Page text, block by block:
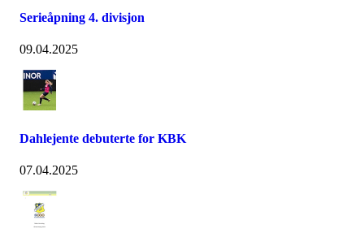
Serieåpning 4. divisjon
09.04.2025
Dahlejente debuterte for KBK
07.04.2025